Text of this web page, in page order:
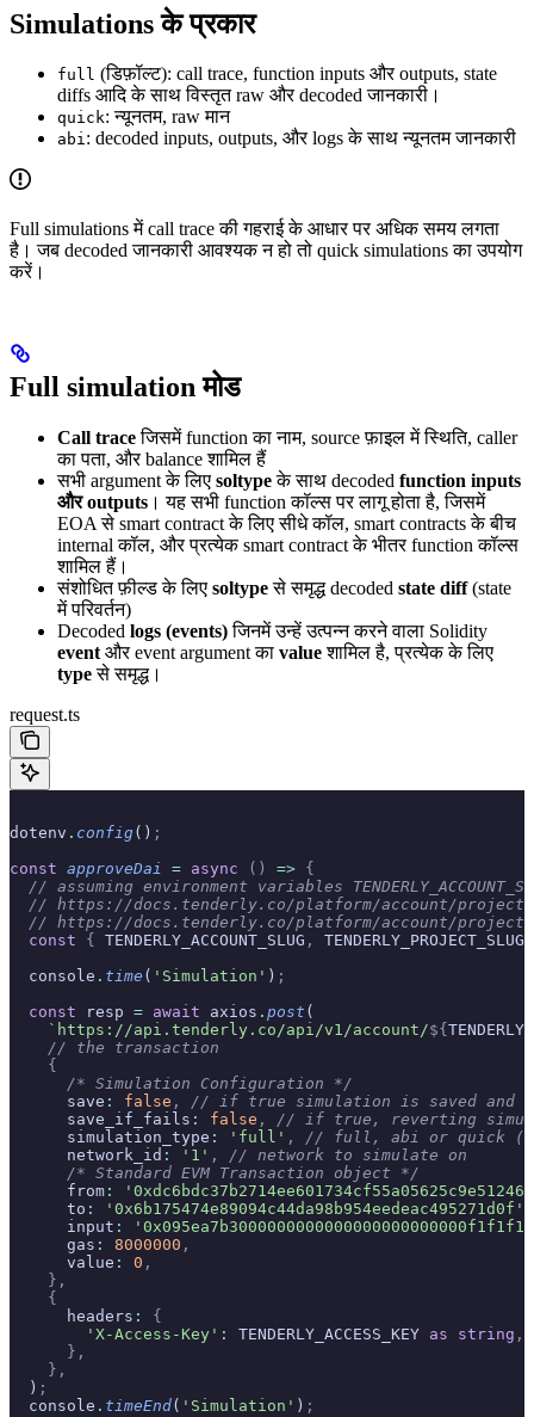
Simulations के प्रकार
full (डिफ़ॉल्ट): call trace, function inputs और outputs, state
diffs आदि के साथ विस्तृत raw और decoded जानकारी।
quick: न्यूनतम, raw मान
abi: decoded inputs, outputs, और logs के साथ न्यूनतम जानकारी
Full simulations में call trace की गहराई के आधार पर अधिक समय लगता
है। जब decoded जानकारी आवश्यक न हो तो quick simulations का उपयोग
करें।
Full simulation मोड
Call traceजिसमें function का नाम, source फ़ाइल में स्थिति, caller
का पता, और balance शामिल हैं
सभी argument के लिए soltypeके साथ decoded function inputs
और outputs । यह सभी function कॉल्स पर लागू होता है, जिसमें
EOA से smart contract के लिए सीधे कॉल, smart contracts के बीच
internal कॉल, और प्रत्येक smart contract के भीतर function कॉल्स
शामिल हैं।
संशोधित फ़ील्ड के लिए soltypeसे समृद्ध decoded state diff(state
में परिवर्तन)
Decoded logs (events)जिनमें उन्हें उत्पन्न करने वाला Solidity
event और event argument का valueशामिल है, प्रत्येक के लिए
typeसे समृद्ध।
request.ts
dotenv . config() ;
const approveDai = async () => {
// assuming environment variables
// https://docs.tenderly.co/platform/account/
// https://docs.tenderly.co/platform/account/
  const
{ TENDERLY_ACCOUNT_SLUG , TENDERLY_PROJECT_SLUG
  console
. time ( 'Simulation' ) ;
  const
resp = await axios . post (
    `https://api.tenderly.co/api/v1/account/
${
    // the transaction
    {
      /* Simulation Configuration */
      save
: false ,
// if true simulation is saved and
      save_if_fails
: false ,
// if true, reverting
      simulation_type
: 'full' ,
// full, abi or quick
      network_id
: '1' ,
// network to simulate on
      /* Standard EVM Transaction object */
      from
:
      to
: '0x6b175474e89094c44da98b954eedeac495271d0f'
      input
:
      gas
: 8000000 ,
      value
: 0 ,
    },
    {
      headers
:
{
        'X-Access-Key'
: TENDERLY_ACCESS_KEY as string ,
      },
    },
  )
;
  console
. timeEnd( 'Simulation' ) ;